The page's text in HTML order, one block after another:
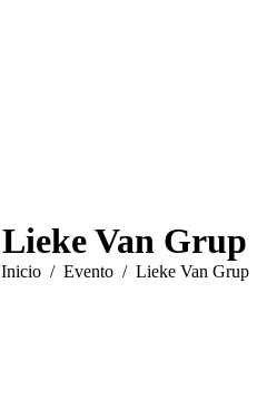
Lieke Van Grup
Estás aquí:
Inicio Evento Lieke Van Grup